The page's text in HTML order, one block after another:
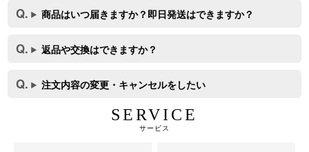
商品はいつ届きますか？即日発送はできますか？
返品や交換はできますか？
注文内容の変更・キャンセルをしたい
SERVICE
サービス